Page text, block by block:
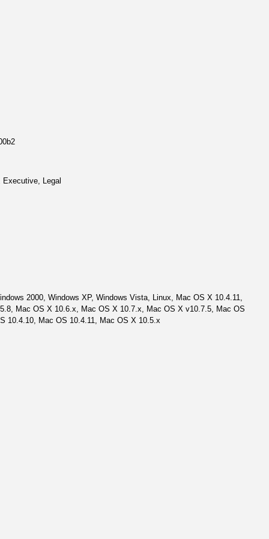
Legal
2000, Windows XP, Windows Vista, Linux, Mac OS X 10.4.11,
Mac OS X 10.6.x, Mac OS X 10.7.x, Mac OS X v10.7.5, Mac OS
10.4.10, Mac OS 10.4.11, Mac OS X 10.5.x